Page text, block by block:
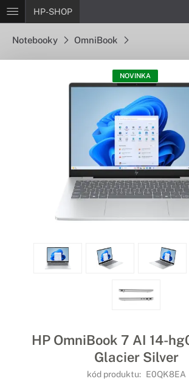
HP-SHOP
Notebooky OmniBook
NOVINKA
HP OmniBook 7 AI 14-
Glacier Silver
kód produktu: E0QK8EA